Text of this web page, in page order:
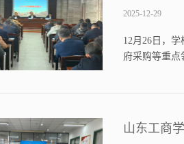
2025-12-29
12月26日，
府采购等重点
山东工商